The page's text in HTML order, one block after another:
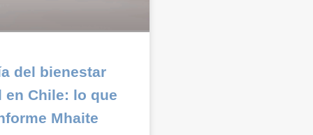
del bienestar
en Chile: lo que
Mhaite